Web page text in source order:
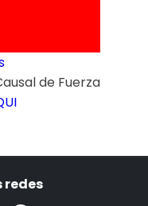
de Fuerza
redes